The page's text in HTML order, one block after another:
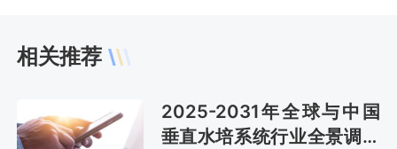
相关推荐
2025-2031年全球与中国
垂直水培系统行业全景调研